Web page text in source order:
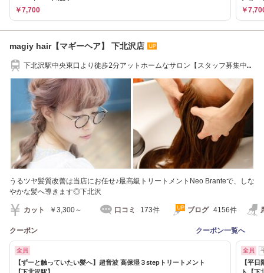
￥7,700 ￥
magiy hair【マギーヘア】 下北沢店
下北沢駅中央東口より徒歩2分アットホームなサロン【スタッフ募集中/
うるツヤ髪質改善は当店にお任せ♪最高級トリートメントNeo Branteで、しな
やかな髪へ導きます◎下北沢
カット ￥3,300～ 口コミ 173件 ブログ 4156件
クーポン クーポン一覧へ
全員
【ずーと触っていたい髪へ】超音波 高保湿３stepトリートメント
全員
【平